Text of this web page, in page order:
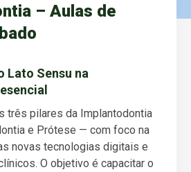
– Aulas de
Lato Sensu na
três pilares da Implantodontia
e Prótese — com foco na
novas tecnologias digitais e
O objetivo é capacitar o